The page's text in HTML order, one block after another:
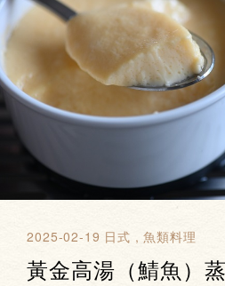
2025-02-19 日式 魚類料理
黃金高湯（鯖魚）